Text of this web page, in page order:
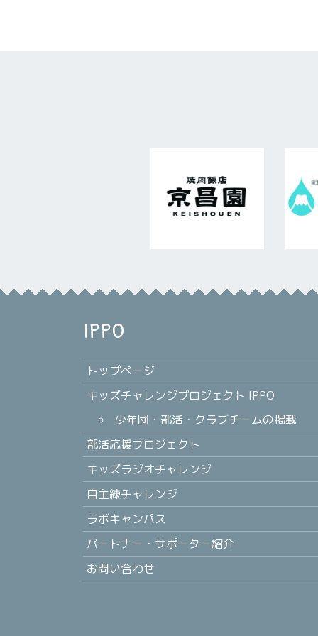
IPPO
トップページ
キッズチャレンジプロジェクト IPPO
少年団・部活・クラブチームの掲載
部活応援プロジェクト
キッズラジオチャレンジ
自主練チャレンジ
ラボキャンパス
パートナー・サポーター紹介
お問い合わせ